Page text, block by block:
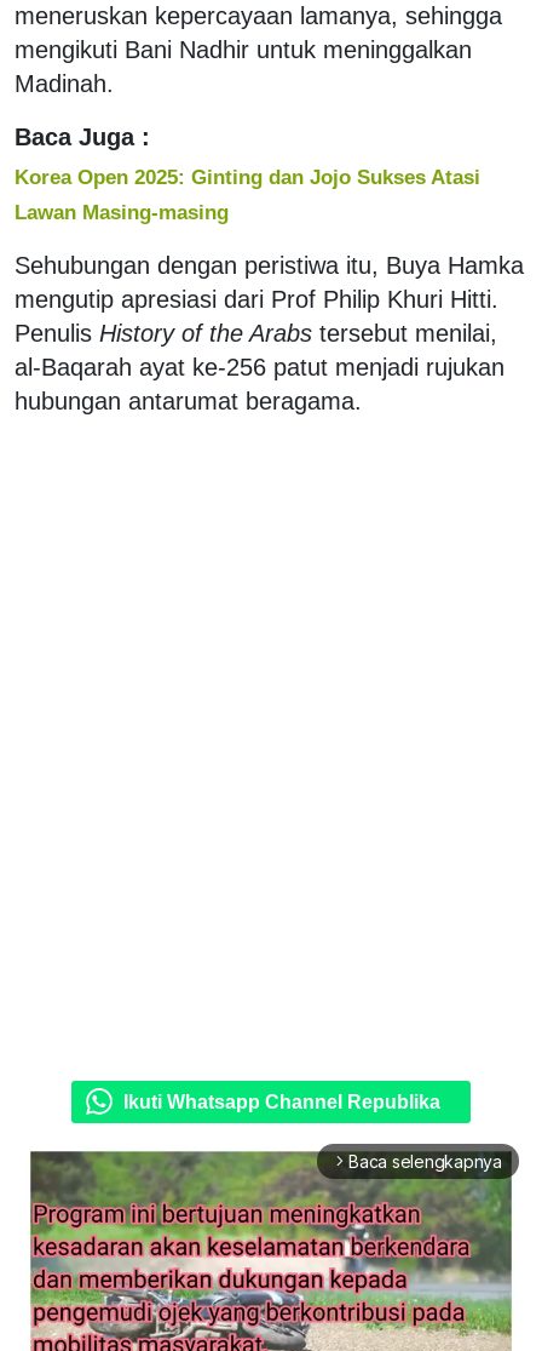
meneruskan kepercayaan lamanya, sehingga
mengikuti Bani Nadhir untuk meninggalkan
Madinah.
Baca Juga :
Korea Open 2025: Ginting dan Jojo Sukses Atasi
Lawan Masing-masing
Sehubungan dengan peristiwa itu, Buya Hamka
mengutip apresiasi dari Prof Philip Khuri Hitti.
Penulis History of the Arabs tersebut menilai,
al-Baqarah ayat ke-256 patut menjadi rujukan
hubungan antarumat beragama.
Ikuti Whatsapp Channel Republika
arrow_forward_ios Baca selengkapnya